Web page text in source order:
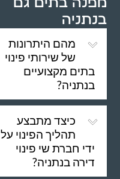
מפנה בתים גם
בנתניה
מהם היתרונות
של שירותי פינוי
בתים מקצועיים
בנתניה?
כיצד מתבצע
תהליך הפינוי על
ידי חברת שי פינוי
דירה בנתניה?